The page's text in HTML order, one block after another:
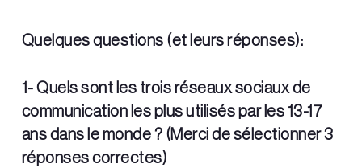
Quelques questions (et leurs réponses):
1- Quels sont les trois réseaux sociaux de
communication les plus utilisés par les 13-17
ans dans le monde ? (Merci de sélectionner 3
réponses correctes)